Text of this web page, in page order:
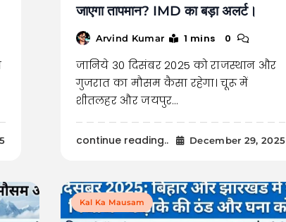
जाएगा तापमान? IMD का बड़ा अलर्ट।
Arvind Kumar 1 mins 0
जानिये 30 दिसंबर 2025 को राजस्थान और
गुजरात का मौसम कैसा रहेगा। चूरू में
शीतलहर और जयपुर…
continue reading.. December 29, 2025
Kal Ka Mausam